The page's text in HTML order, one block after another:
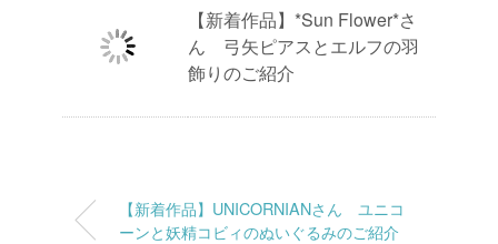
【新着作品】*Sun Flower*さ
ん 弓矢ピアスとエルフの羽
飾りのご紹介
【新着作品】UNICORNIANさん ユニコ
ーンと妖精コビィのぬいぐるみのご紹介